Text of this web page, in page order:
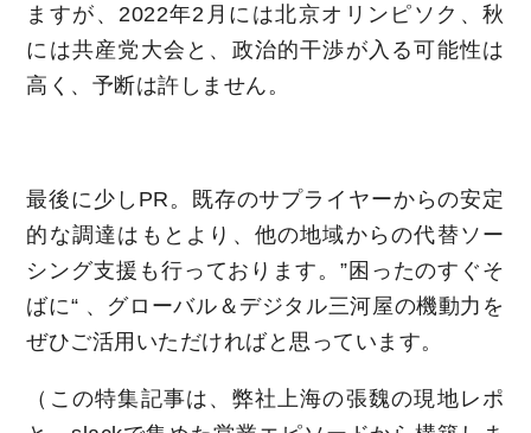
ますが、2022年2月には北京オリンピソク、秋
には共産党大会と、政治的干渉が入る可能性は
高く、予断は許しません。
最後に少しPR。既存のサプライヤーからの安定
的な調達はもとより、他の地域からの代替ソー
シング支援も行っております。”困ったのすぐそ
ばに“ 、グローバル＆デジタル三河屋の機動力を
ぜひご活用いただければと思っています。
（この特集記事は、弊社上海の張魏の現地レポ